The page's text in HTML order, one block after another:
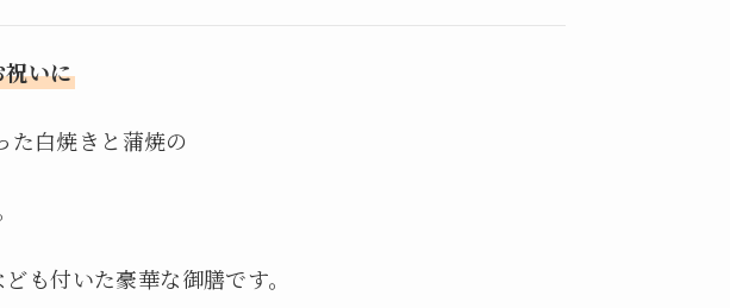
いに
た白焼きと蒲焼の
も付いた豪華な御膳です。